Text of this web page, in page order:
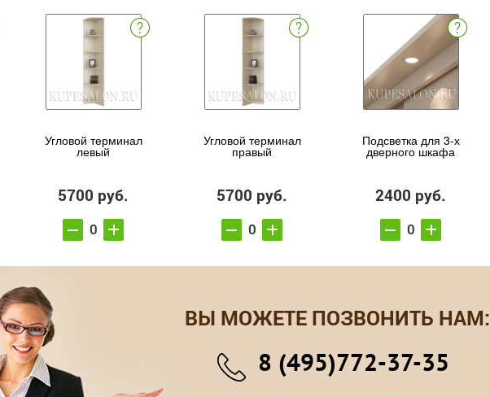
Угловой терминал
левый
5700 руб.
Угловой терминал
правый
5700 руб.
Подсветка для 3-х
дверного шкафа
2400 руб.
ВЫ МОЖЕТЕ ПОЗВОНИТЬ НАМ:
8 (495)772-37-35